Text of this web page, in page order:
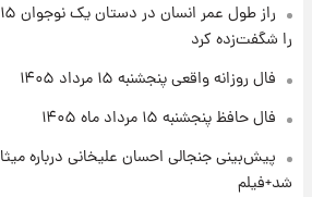
۲۲ ساعت پیش
را شگفت‌زده کرد
فال روزانه واقعی پنجشنبه ۱۵ مرداد ۱۴۰۵
فال حافظ پنجشنبه ۱۵ مرداد ماه ۱۴۰۵
پیش‌بینی جنجالی احسان علیخانی درباره
شد+فیلم